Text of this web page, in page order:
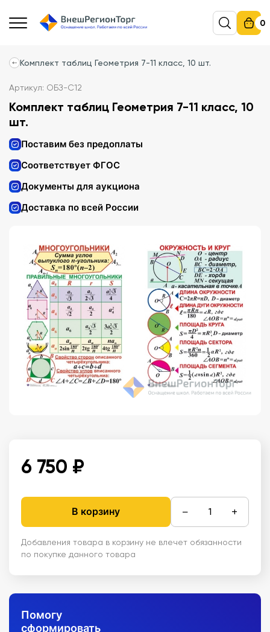
0
Комплект таблиц Геометрия 7-11 класс, 10 шт.
Артикул: ОБЗ-С12
Комплект таблиц Геометрия 7-11 класс, 10
шт.
Поставим без предоплаты
Соответствует ФГОС
Документы для аукциона
Доставка по всей России
6 750 ₽
В корзину − +
Добавления товара в корзину не влечет обязанности
по покупке данного товара
Помогу
сформировать